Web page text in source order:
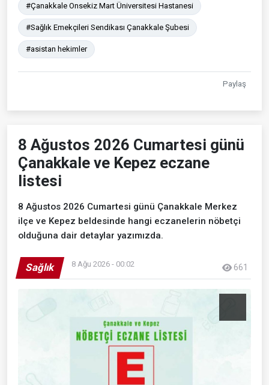
#Çanakkale Onsekiz Mart Üniversitesi Hastanesi
#Sağlık Emekçileri Sendikası Çanakkale Şubesi
#asistan hekimler
Paylaş
8 Ağustos 2026 Cumartesi günü
Çanakkale ve Kepez eczane
listesi
8 Ağustos 2026 Cumartesi günü Çanakkale Merkez
ilçe ve Kepez beldesinde hangi eczanelerin nöbetçi
olduğuna dair detaylar yazımızda.
Sağlık 8 Ağu 2026 - 00:02 661